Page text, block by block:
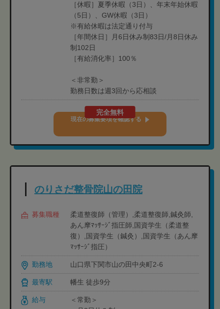
［休暇］夏季休暇（3日）、年末年始休暇
（5日）、GW休暇（3日）
※有給休暇は法定通り付与
［年間休日］月6日休み制83日/月8日休み
制102日
［有給消化率］100％
＜非常勤＞
勤務日数は週3回から応相談
完全無料
現在の募集要項を確認する
のりさだ整骨院山の田院
募集職種
柔道整復師（管理）,柔道整復師,鍼灸師,
あん摩ﾏｯｻｰｼﾞ指圧師,国資学生（柔道整
復）,国資学生（鍼灸）,国資学生（あん摩
ﾏｯｻｰｼﾞ指圧）
勤務地 山口県下関市山の田中央町2-6
最寄駅 幡生 徒歩9分
給与
＜常勤＞